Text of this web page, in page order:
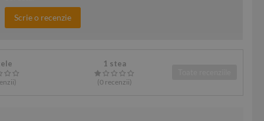
Scrie o recenzie
)
1 stea
(0recenzii)